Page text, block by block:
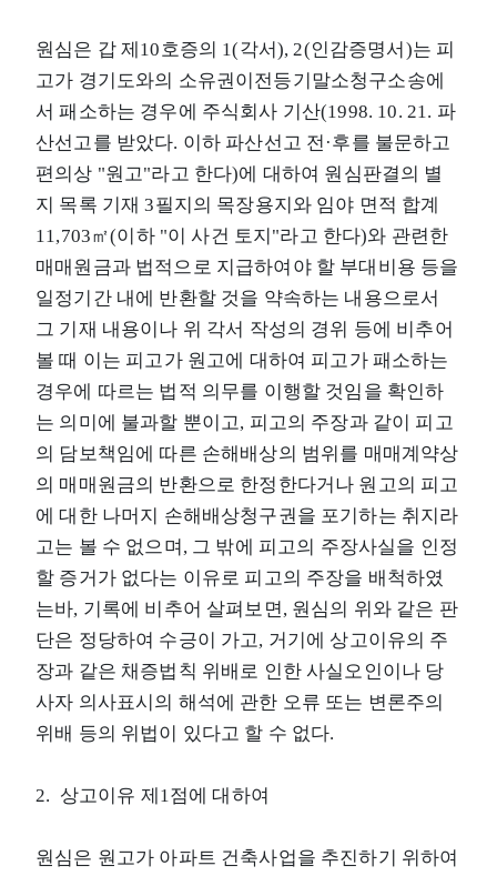
원심은 갑 제10호증의 1(각서), 2(인감증명서)는 피
고가 경기도와의 소유권이전등기말소청구소송에
서 패소하는 경우에 주식회사 기산(1998. 10. 21. 파
산선고를 받았다. 이하 파산선고 전·후를 불문하고
편의상 "원고"라고 한다)에 대하여 원심판결의 별
지 목록 기재 3필지의 목장용지와 임야 면적 합계
11,703㎡(이하 "이 사건 토지"라고 한다)와 관련한
매매원금과 법적으로 지급하여야 할 부대비용 등을
일정기간 내에 반환할 것을 약속하는 내용으로서
그 기재 내용이나 위 각서 작성의 경위 등에 비추어
볼 때 이는 피고가 원고에 대하여 피고가 패소하는
경우에 따르는 법적 의무를 이행할 것임을 확인하
는 의미에 불과할 뿐이고, 피고의 주장과 같이 피고
의 담보책임에 따른 손해배상의 범위를 매매계약상
의 매매원금의 반환으로 한정한다거나 원고의 피고
에 대한 나머지 손해배상청구권을 포기하는 취지라
고는 볼 수 없으며, 그 밖에 피고의 주장사실을 인정
할 증거가 없다는 이유로 피고의 주장을 배척하였
는바, 기록에 비추어 살펴보면, 원심의 위와 같은 판
단은 정당하여 수긍이 가고, 거기에 상고이유의 주
장과 같은 채증법칙 위배로 인한 사실오인이나 당
사자 의사표시의 해석에 관한 오류 또는 변론주의
위배 등의 위법이 있다고 할 수 없다.
2. 상고이유 제1점에 대하여
원심은 원고가 아파트 건축사업을 추진하기 위하여